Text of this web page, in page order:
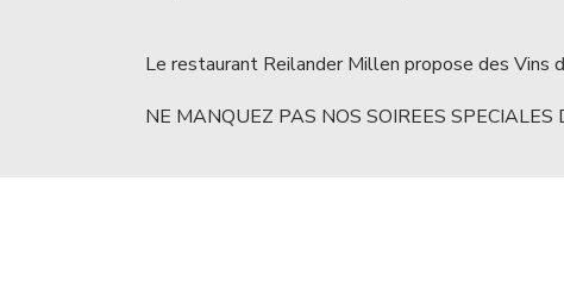
Le restaurant Reilander Millen propose des Vins
NE MANQUEZ PAS NOS SOIREES